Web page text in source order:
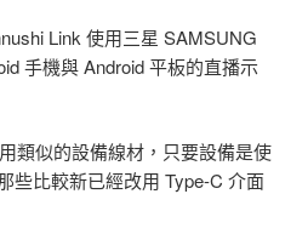
Link 使用三星 SAMSUNG
手機與 Android 平板的直播示
類似的設備線材，只要設備是使
些比較新已經改用 Type-C 介面